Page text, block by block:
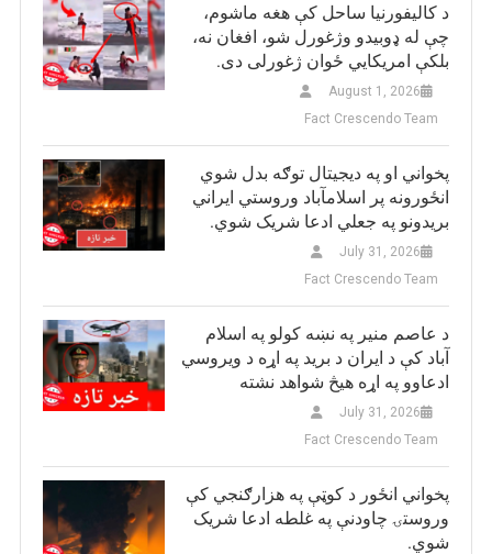
د کالیفورنیا ساحل کې هغه ماشوم،
چې له ډوبیدو وژغورل شو، افغان نه،
بلکې امریکایي ځوان ژغورلی دی.
August 1, 2026
Fact Crescendo Team
پخواني او په دیجیتال توګه بدل شوي
انځورونه پر اسلامآباد وروستي ایراني
بريدونو په جعلي ادعا شریک شوي.
July 31, 2026
Fact Crescendo Team
د عاصم منیر په نښه کولو په اسلام
آباد کې د ایران د برید په اړه د ویروسي
ادعاوو په اړه هیڅ شواهد نشته
July 31, 2026
Fact Crescendo Team
پخواني انځور د کوټې په هزارګنجي کې
وروستۍ چاودنې په غلطه ادعا شریک
شوي.